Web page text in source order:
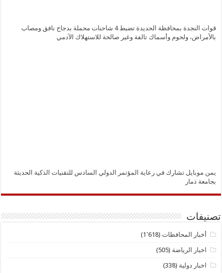
قوات النجدة بمحافظة الحديدة تضبط 4 شاحنات محملة بدجاج نافق ومصاب
بالأمراض، ولحوم وأسماك تالفة وغير صالحة للاستهلاك الآدمي
يمن موبايل تشارك في رعاية المؤتمر الدولي السادس للتقنيات الذكية الحديثة
بجامعة ذمار
تصنيفات
أخبار المحافظات (1٬618)
اخبار الرياضة (505)
اخبار دولية (338)